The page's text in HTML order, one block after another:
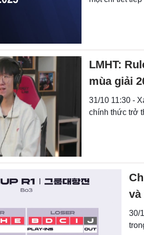
LMHT:
mùa giải
31/10 11:30 -
chính thức trở
và
30/